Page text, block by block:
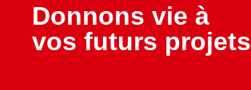
Donnons vie à
vos futurs projets